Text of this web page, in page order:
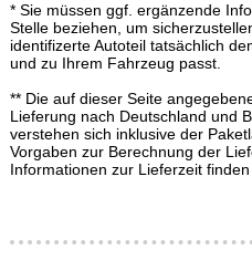
* Sie müssen ggf. ergänzende
Stelle beziehen, um
identifizerte Autoteil tatsächlich
und zu Ihrem Fahrzeug passt.
** Die auf dieser Seite
Lieferung nach Deutschland und
verstehen sich inklusive der
Vorgaben zur Berechnung der
Informationen zur Lieferzeit